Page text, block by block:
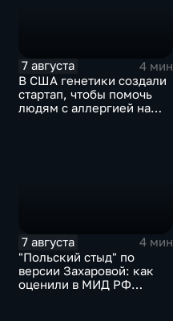
7 августа
4 мин
В США генетики создали
стартап, чтобы помочь
людям с аллергией на
7 августа
4 мин
"Польский стыд" по
версии Захаровой: как
оценили в МИД РФ